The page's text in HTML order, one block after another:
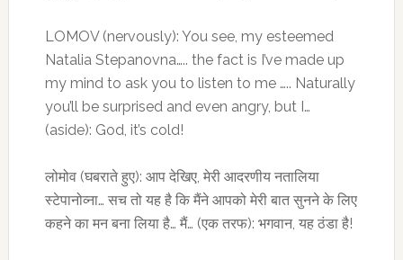
LOMOV (nervously): You see, my esteemed
Natalia Stepanovna….. the fact is I’ve made up
my mind to ask you to listen to me ….. Naturally
you’ll be surprised and even angry, but I…
(aside): God, it’s cold!
लोमोव (घबराते हुए): आप देखिए, मेरी आदरणीय नतालिया
स्टेपानोव्ना… सच तो यह है कि मैंने आपको मेरी बात सुनने के लिए
कहने का मन बना लिया है… मैं… (एक तरफ): भगवान, यह ठंडा है!